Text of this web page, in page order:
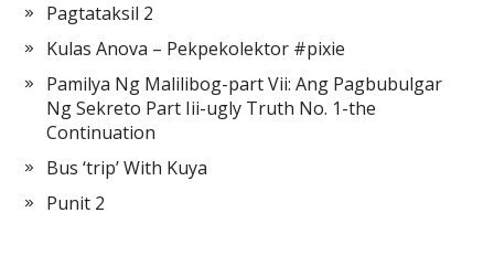
Pagtataksil 2
Kulas Anova – Pekpekolektor #pixie
Pamilya Ng Malilibog-part Vii: Ang Pagbubulgar
Ng Sekreto Part Iii-ugly Truth No. 1-the
Continuation
Bus ‘trip’ With Kuya
Punit 2